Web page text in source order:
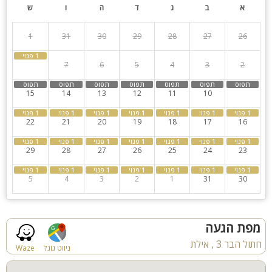
א ב ג ד ה ו ש
26
27
28
29
30
31
1
2
3
4
5
6
7
10
11
12
13
14
15
16
17
18
19
20
21
22
23
24
25
26
27
28
29
30
31
1
2
3
4
5
Waze ניווט גוגל
מפת הגעה
חתול הבר 3 , אילת